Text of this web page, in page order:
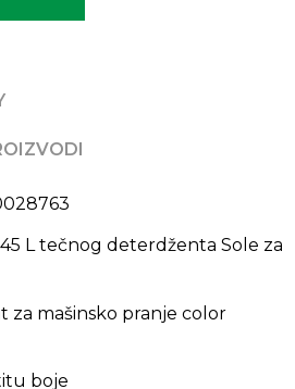
L tečnog deterdženta Sole za
za mašinsko pranje color
boje